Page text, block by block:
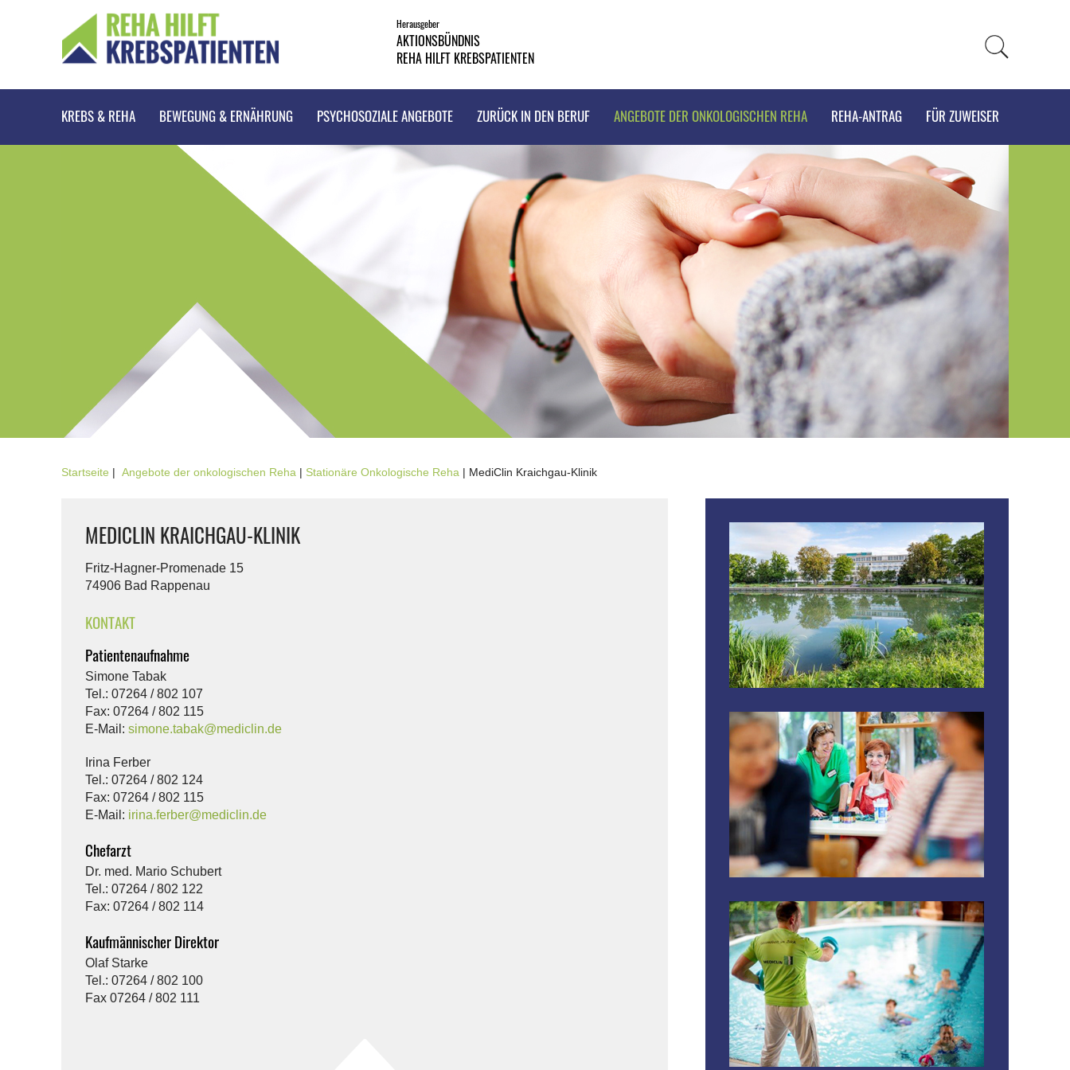
Herausgeber
AKTIONSBÜNDNIS
REHA HILFT KREBSPATIENTEN
KREBS & REHA BEWEGUNG & ERNÄHRUNG PSYCHOSOZIALE ANGEBOTE ZURÜCK IN DEN BERUF ANGEBOTE DER ONKOLOGISCHEN REHA REHA-ANTRAG FÜR ZUWEISER
Startseite | Angebote der onkologischen Reha | Stationäre Onkologische Reha | MediClin Kraichgau-Klinik
MEDICLIN KRAICHGAU-KLINIK
Fritz-Hagner-Promenade 15
74906 Bad Rappenau
KONTAKT
Patientenaufnahme
Simone Tabak
Tel.: 07264 / 802 107
Fax: 07264 / 802 115
E-Mail: simone.tabak@mediclin.de
Irina Ferber
Tel.: 07264 / 802 124
Fax: 07264 / 802 115
E-Mail: irina.ferber@mediclin.de
Chefarzt
Dr. med. Mario Schubert
Tel.: 07264 / 802 122
Fax: 07264 / 802 114
Kaufmännischer Direktor
Olaf Starke
Tel.: 07264 / 802 100
Fax 07264 / 802 111